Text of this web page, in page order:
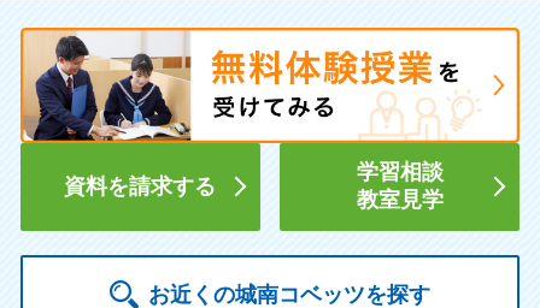
資料を請求する
学習相談
教室見学
お近くの城南コベッツを探す